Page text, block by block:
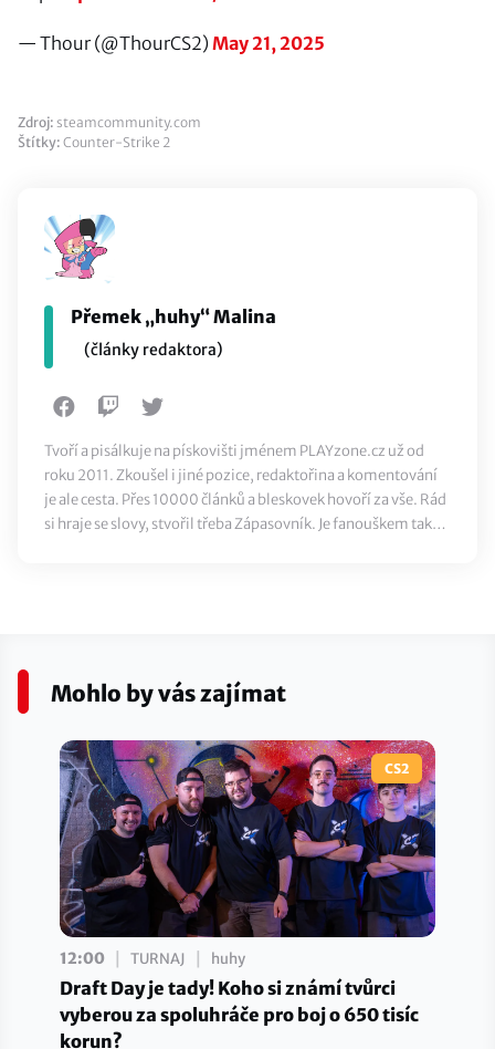
— Thour (@ThourCS2) May 21, 2025
Zdroj: steamcommunity.com
Štítky: Counter-Strike 2
Přemek „huhy“ Malina
(články redaktora)
Tvoří a pisálkuje na pískovišti jménem PLAYzone.cz už od
roku 2011. Zkoušel i jiné pozice, redaktořina a komentování
je ale cesta. Přes 10000 článků a bleskovek hovoří za vše. Rád
si hraje se slovy, stvořil třeba Zápasovník. Je fanouškem také
Mohlo by vás zajímat
CS2
12:00 TURNAJ huhy
Draft Day je tady! Koho si známí tvůrci
vyberou za spoluhráče pro boj o 650 tisíc
korun?